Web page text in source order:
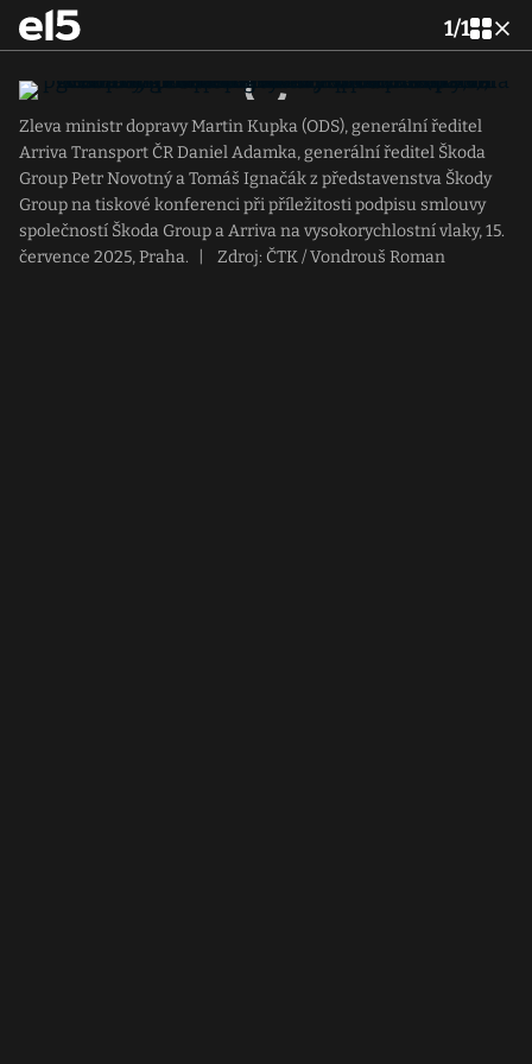
1/1
Zleva ministr dopravy Martin Kupka (ODS), generální ředitel
Arriva Transport ČR Daniel Adamka, generální ředitel Škoda
Group Petr Novotný a Tomáš Ignačák z představenstva Škody
Group na tiskové konferenci při příležitosti podpisu smlouvy
společností Škoda Group a Arriva na vysokorychlostní vlaky, 15.
července 2025, Praha.
Zdroj: ČTK / Vondrouš Roman